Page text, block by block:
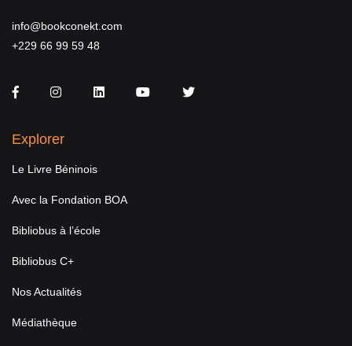
info@bookconekt.com
+229 66 99 59 48
FacebookInstagramLinkedInYou TubeTwitter
Explorer
Le Livre Béninois
Avec la Fondation BOA
Bibliobus à l’école
Bibliobus C+
Nos Actualités
Médiathèque